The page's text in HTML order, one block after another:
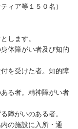
ィア等１５０名）
します。
体障がい者及び知的
を受けた者。知的障
る者。精神障がい者
障がいのある者。
の施設に入所・通